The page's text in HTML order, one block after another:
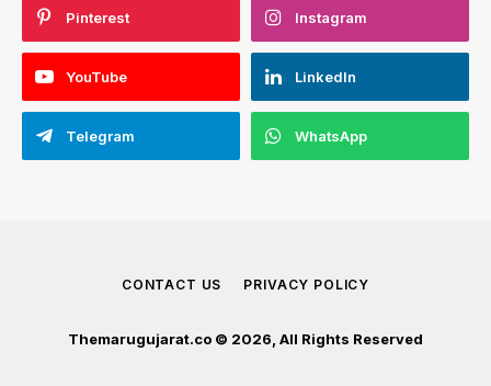
Pinterest Instagram
YouTube LinkedIn
Telegram WhatsApp
CONTACT US PRIVACY POLICY
Themarugujarat.co © 2026, All Rights Reserved